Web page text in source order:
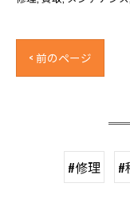
< 前のページ
#修理 #